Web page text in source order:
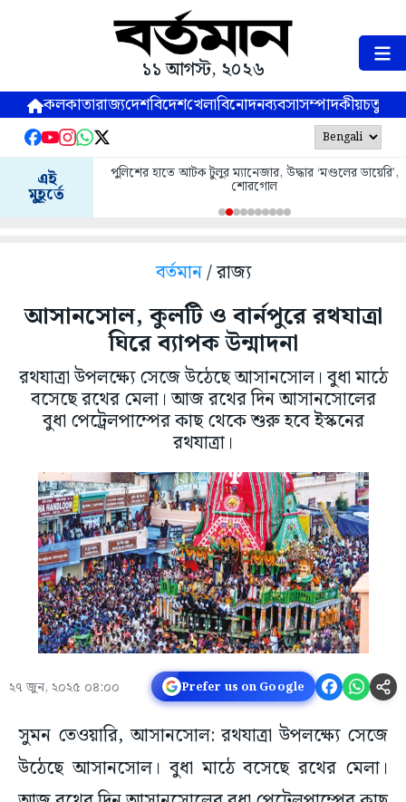
১১ আগস্ট, ২০২৬
কলকাতারাজ্যদেশবিদেশখেলাবিনোদনব্যবসাসম্পাদকীয়
এই
মুহূর্তে
পুলিশের হাতে আটক টুলুর ম্যানেজার, উদ্ধার ‘মণ্ডলের ডায়েরি’,
শোরগোল
বর্তমান/ রাজ্য
আসানসোল, কুলটি ও বার্নপুরে রথযাত্রা
ঘিরে ব্যাপক উন্মাদনা
রথযাত্রা উপলক্ষ্যে সেজে উঠেছে আসানসোল। বুধা মাঠে
বসেছে রথের মেলা। আজ রথের দিন আসানসোলের
বুধা পেট্রেলপাম্পের কাছ থেকে শুরু হবে ইস্কনের
রথযাত্রা।
২৭ জুন, ২০২৫ ০৪:০০ Prefer us on Google
সুমন তেওয়ারি, আসানসোল: রথযাত্রা উপলক্ষ্যে সেজে
উঠেছে আসানসোল। বুধা মাঠে বসেছে রথের মেলা।